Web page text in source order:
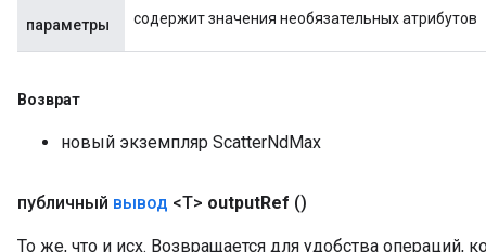
параметры содержит значения необязательных атрибутов
Возврат
новый экземпляр ScatterNdMax
публичный вывод <T> outputRef ()
То же, что и исх. Возвращается для удобства операций,